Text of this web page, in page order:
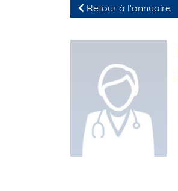
Retour à l'annuaire